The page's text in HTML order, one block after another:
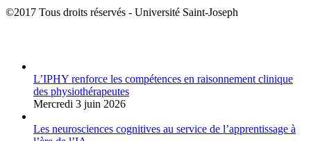
©2017 Tous droits réservés - Université Saint-Joseph
L’IPHY renforce les compétences en raisonnement clinique
des physiothérapeutes
Mercredi 3 juin 2026
Les neurosciences cognitives au service de l’apprentissage à